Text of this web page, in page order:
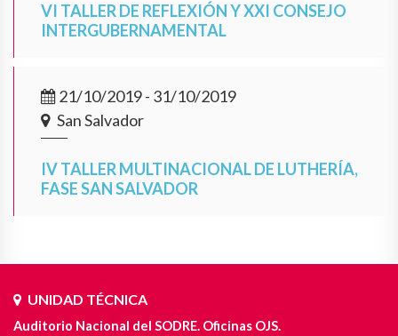
VI TALLER DE REFLEXIÓN Y XXI CONSEJO
INTERGUBERNAMENTAL
21/10/2019 - 31/10/2019
San Salvador
IV TALLER MULTINACIONAL DE LUTHERÍA,
FASE SAN SALVADOR
UNIDAD TÉCNICA
Auditorio Nacional del SODRE. Oficinas OJS.